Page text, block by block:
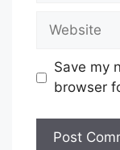
Website
Save my
browser